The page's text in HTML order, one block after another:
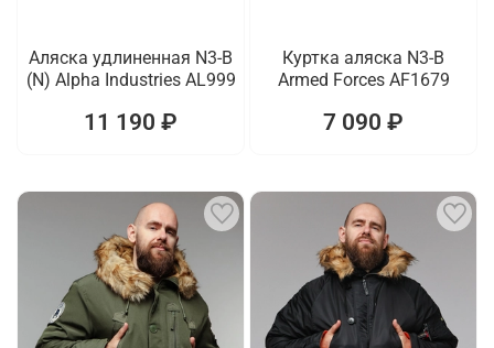
Аляска удлиненная N3-B
(N) Alpha Industries AL999
11 190 ₽
Куртка аляска N3-B
Armed Forces AF1679
7 090 ₽